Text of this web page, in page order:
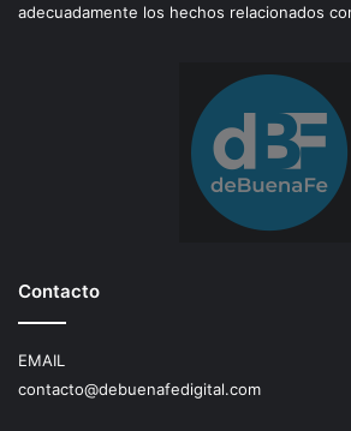
adecuadamente los hechos relacionados
Contacto
EMAIL
contacto@debuenafedigital.com